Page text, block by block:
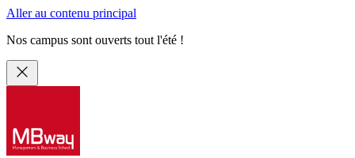
Aller au contenu principal
Nos campus sont ouverts tout l'été !